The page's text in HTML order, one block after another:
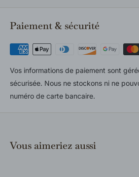
leur emballage d’origine. Consultez
Paiement & sécurité
Vos informations de paiement sont
sécurisée. Nous ne stockons ni ne
numéro de carte bancaire.
Vous aimeriez aussi